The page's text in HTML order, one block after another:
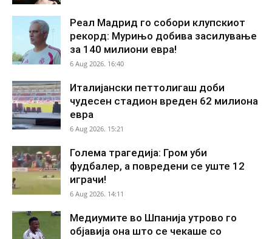
Реал Мадрид го собори клупскиот
рекорд: Мурињо добива засилување
за 140 милиони евра!
6 Aug 2026. 16:40
Италијански петтолигаш доби
чудесен стадион вреден 62 милиона
евра
6 Aug 2026. 15:21
Голема трагедија: Гром уби
фудбалер, а повредени се уште 12
играчи!
6 Aug 2026. 14:11
Медиумите во Шпанија утрово го
објавија она што се чекаше со